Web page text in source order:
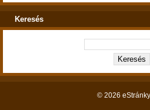
Keresés
© 2026